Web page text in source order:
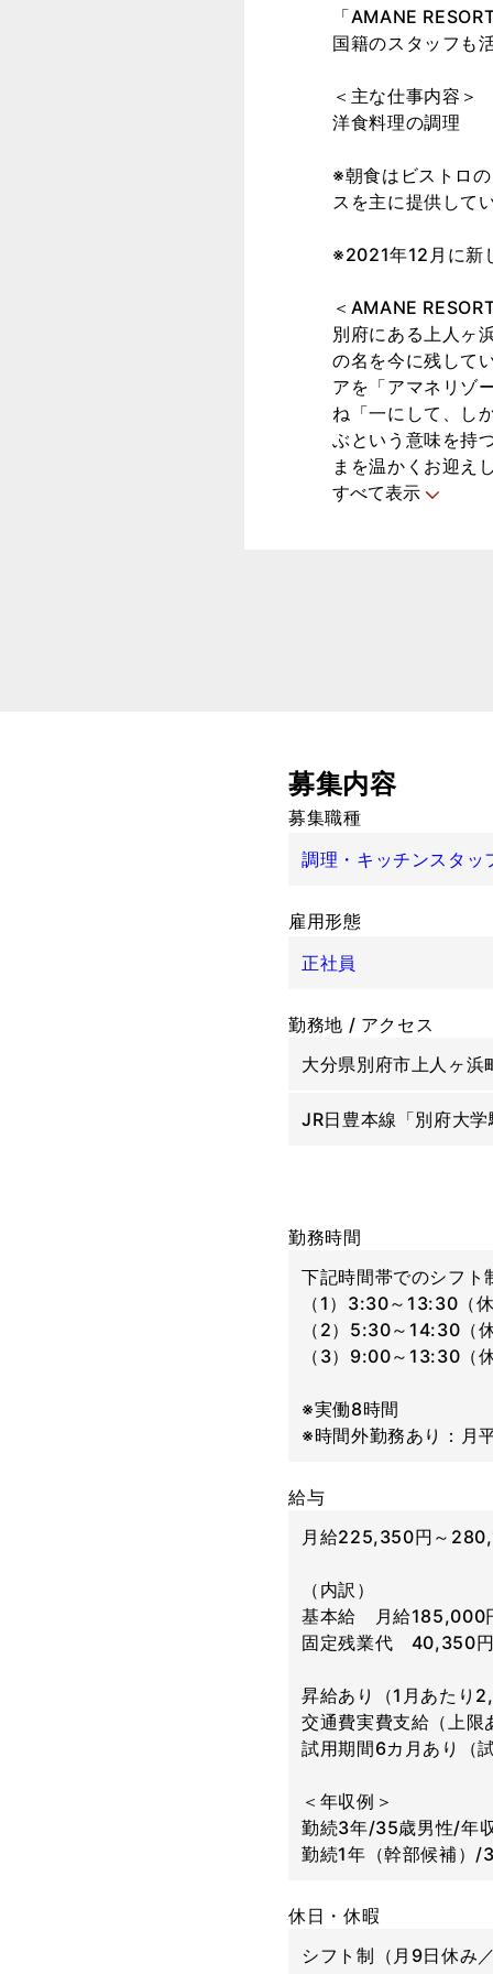
「AMANE
国籍のスタッフも
＜主な仕事内容＞
洋食料理の調理
※朝食はビストロ
スを主に提供して
※2021年12月に新
＜AMANE
別府にある上人ヶ
の名を今に残して
アを「アマネリゾ
ね「一にして、し
ぶという意味を持
まを温かくお迎え
すべて表示
募集内容
募集職種
調理・キッチンスタッ
雇用形態
正社員
勤務地 / アクセス
大分県別府市上人ヶ
JR日豊本線「別府大
勤務時間
下記時間帯でのシフト
（1）3:30～13:30（
（2）5:30～14:30（
（3）9:00～13:30（
※実働8時間
※時間外勤務あり：月
給与
月給225,350円～
（内訳）
基本給 月給185,000
固定残業代 40,350円
昇給あり（1月あたり
交通費実費支給（上
試用期間6カ月あり（
＜年収例＞
勤続3年/35歳男性/年
勤続1年（幹部候補）
休日・休暇
シフト制（月9日休み